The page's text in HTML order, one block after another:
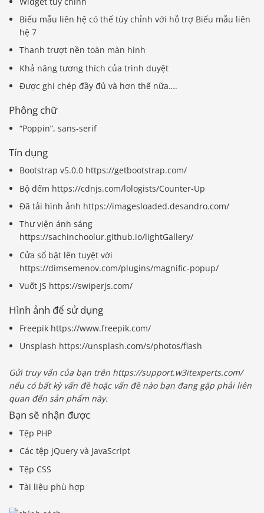
Biểu mẫu liên hệ có thể tùy chỉnh với hỗ trợ Biểu mẫu liên
hệ 7
Thanh trượt nền toàn màn hình
Khả năng tương thích của trình duyệt
Được ghi chép đầy đủ và hơn thế nữa….
Phông chữ
“Poppin”, sans-serif
Tín dụng
Bootstrap v5.0.0 https://getbootstrap.com/
Bộ đếm https://cdnjs.com/lologists/Counter-Up
Đã tải hình ảnh https://imagesloaded.desandro.com/
Thư viện ánh sáng
https://sachinchoolur.github.io/lightGallery/
Cửa sổ bật lên tuyệt vời
https://dimsemenov.com/plugins/magnific-popup/
Vuốt JS https://swiperjs.com/
Hình ảnh để sử dụng
Freepik https://www.freepik.com/
Unsplash https://unsplash.com/s/photos/flash
Gửi truy vấn của bạn trên https://support.w3itexperts.com/
nếu có bất kỳ vấn đề hoặc vấn đề nào bạn đang gặp phải liên
quan đến sản phẩm này.
Bạn sẽ nhận được
Tệp PHP
Các tệp jQuery và JavaScript
Tệp CSS
Tài liệu phù hợp